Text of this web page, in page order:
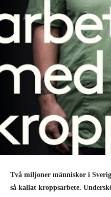
Två miljoner människor i
så kallat kroppsarbete.